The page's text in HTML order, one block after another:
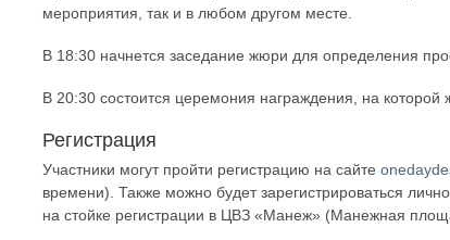
мероприятия, так и в любом другом месте.
В 18:30 начнется заседание жюри для определения
В 20:30 состоится церемония награждения, на
Регистрация
Участники могут пройти регистрацию на сайте
времени). Также можно будет зарегистрироваться
на стойке регистрации в ЦВЗ «Манеж» (Манежная